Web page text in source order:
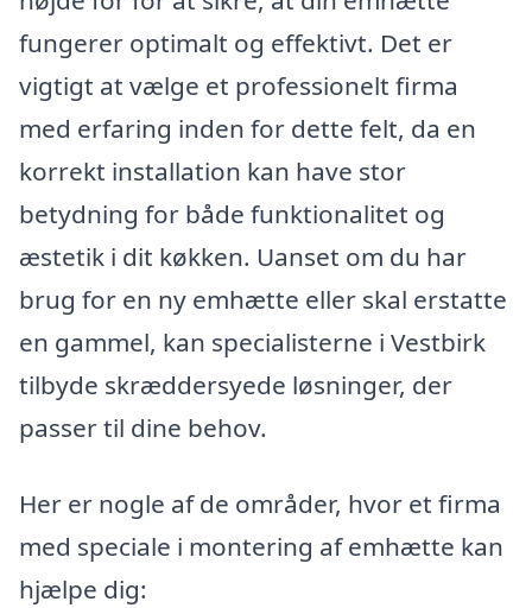
fungerer optimalt og effektivt. Det er
vigtigt at vælge et professionelt firma
med erfaring inden for dette felt, da en
korrekt installation kan have stor
betydning for både funktionalitet og
æstetik i dit køkken. Uanset om du har
brug for en ny emhætte eller skal erstatte
en gammel, kan specialisterne i Vestbirk
tilbyde skræddersyede løsninger, der
passer til dine behov.
Her er nogle af de områder, hvor et firma
med speciale i montering af emhætte kan
hjælpe dig: